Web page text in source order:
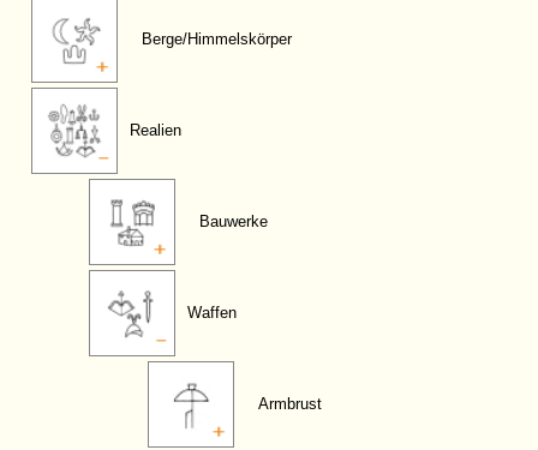
Berge/Himmelskörper
Realien
Bauwerke
Waffen
Armbrust